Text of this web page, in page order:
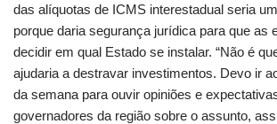
das alíquotas de ICMS interestadual seria
porque daria segurança jurídica para que as
decidir em qual Estado se instalar. “Não é
ajudaria a destravar investimentos. Devo ir
da semana para ouvir opiniões e
governadores da região sobre o assunto,